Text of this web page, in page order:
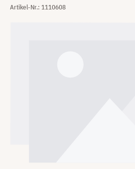
Artikel-Nr.: 1110608